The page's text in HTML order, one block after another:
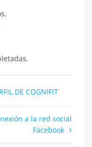
DE COGNIFIT
a la red social
Facebook